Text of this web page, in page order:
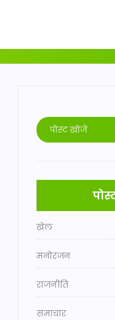
खेल
मनोरंजन
राजनीति
समाचार